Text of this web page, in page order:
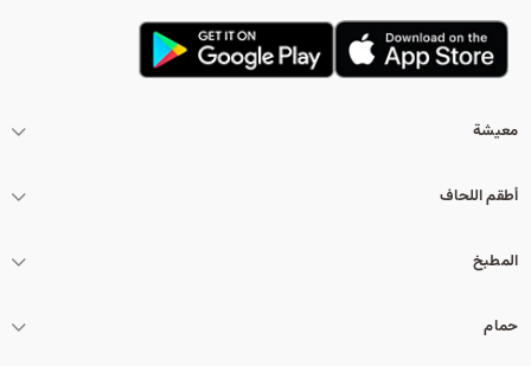
معيشة
أطقم اللحاف
المطبخ
حمام